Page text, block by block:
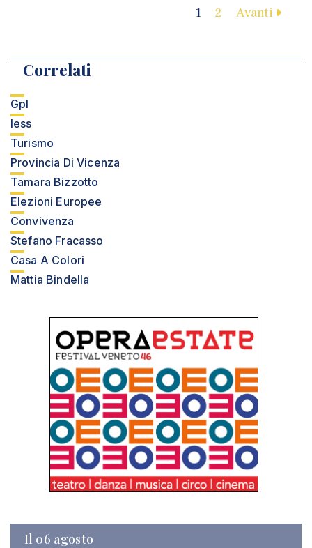
1 2 Avanti
Correlati
Gpl
Iess
Turismo
Provincia Di Vicenza
Tamara Bizzotto
Elezioni Europee
Convivenza
Stefano Fracasso
Casa A Colori
Mattia Bindella
Il 06 agosto